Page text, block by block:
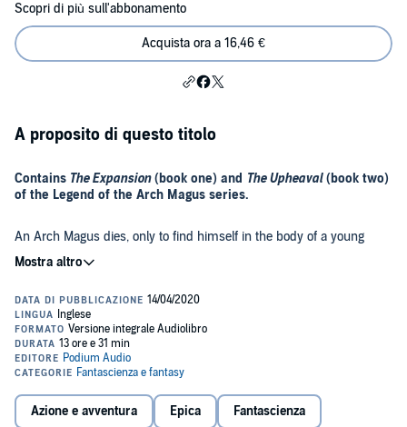
Scopri di più sull'abbonamento
Acquista ora a 16,46 €
A proposito di questo titolo
Contains The Expansion(book one) and The Upheaval(book two)
of the Legend of the Arch Magus series.
An Arch Magus dies, only to find himself in the body of a young
man in a medieval kingdom. He finds out that he is the second son
of a Duke, exiled to a desolated town by his own family. Shackled by
his domain, implementing new policies and innovations, leading his
subjects to prosperity. In this world where magic is undeveloped, he
shall once again pave a new path.
©2020 Michael Sisa (P)2020 Podium Audio
Azione e avventura Epica Fantascienza